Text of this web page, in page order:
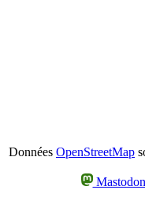
Données OpenStreetMap
Mastodon